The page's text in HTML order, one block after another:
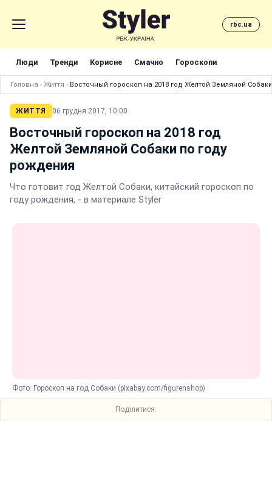
rbc.ua
Люди Тренди Корисне Смачно Гороскопи
Головна › Життя › Восточный гороскоп на 2018 год Желтой Земляной
ЖИТТЯ 06 грудня 2017, 10:00
Восточный гороскоп на 2018 год
Желтой Земляной Собаки по году
рождения
Что готовит год Желтой Собаки, китайский гороскоп по
году рождения, - в материале Styler
Фото: Гороскоп на год Собаки (pixabay.com/figurenshop)
Поділитися: